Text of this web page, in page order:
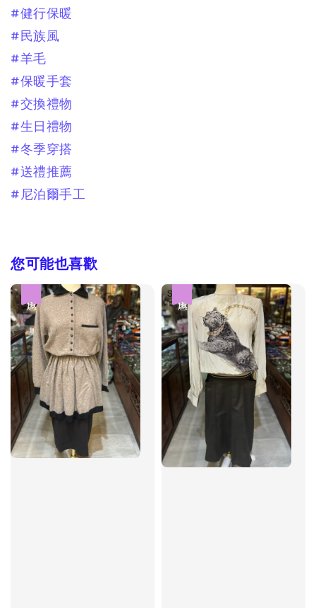
#健行保暖
#民族風
#羊毛
#保暖手套
#交換禮物
#生日禮物
#冬季穿搭
#送禮推薦
#尼泊爾手工
您可能也喜歡